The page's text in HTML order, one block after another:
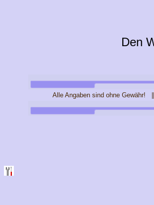
Den
Alle Angaben sind ohne Gewähr!